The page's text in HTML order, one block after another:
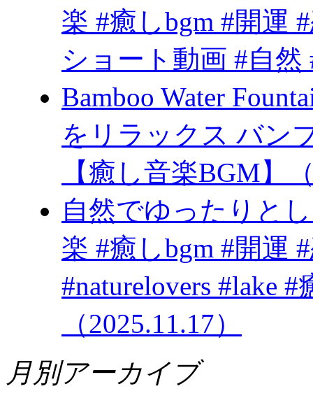
楽 #癒しbgm #開運
ショート動画 #自然
Bamboo Water
をリラックス バン
【癒し音楽BGM】
自然でゆったりと
楽 #癒しbgm #開運
#naturelovers #lake
（2025.11.17）
月別アーカイブ